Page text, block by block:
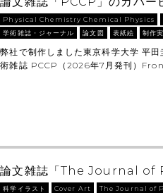
Physical Chemistry Chemical Physics
学術雑誌・ジャーナル
論文図 表紙絵 制作
弊社で制作しました東京科学大学 平
術雑誌 PCCP（2026年7月発刊）
論文雑誌「The Journal
科学イラスト Cover Art The Journal of